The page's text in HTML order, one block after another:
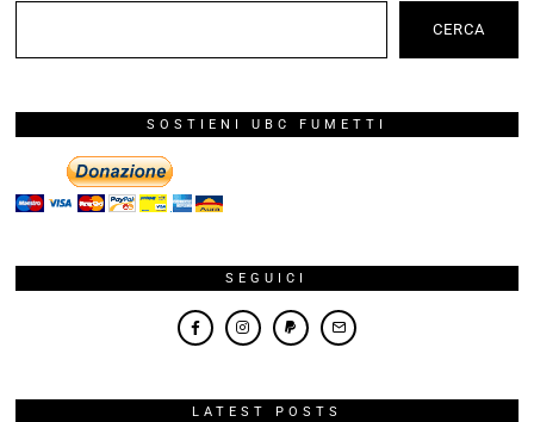
CERCA
SOSTIENI UBC FUMETTI
SEGUICI
LATEST POSTS